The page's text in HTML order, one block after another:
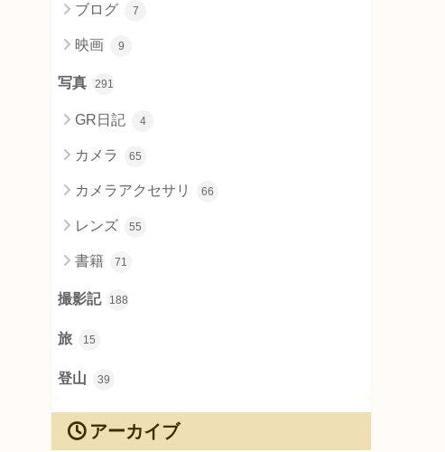
ブログ 7
映画 9
写真 291
GR日記 4
カメラ 65
カメラアクセサリ 66
レンズ 55
書籍 71
撮影記 188
旅 15
登山 39
アーカイブ